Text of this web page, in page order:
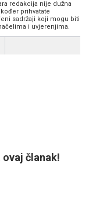
redakcija nije dužna
prihvatate
sadržaji koji mogu biti
i uvjerenjima.
članak!